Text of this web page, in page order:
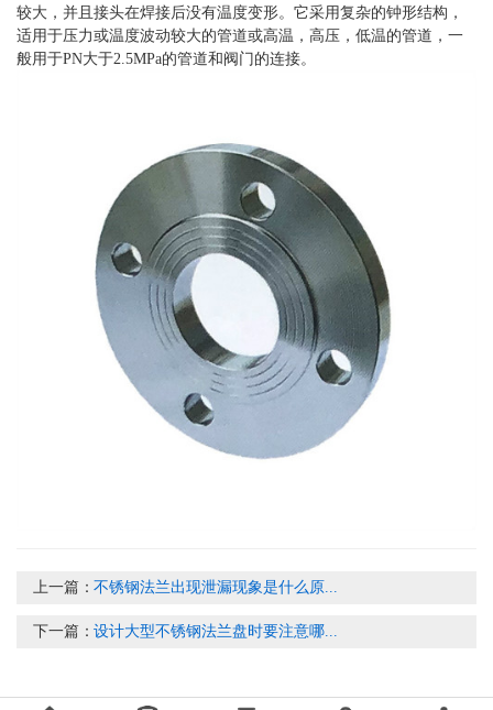
较大，并且接头在焊接后没有温度变形。它采用复杂的钟形结构，
适用于压力或温度波动较大的管道或高温，高压，低温的管道，一
般用于PN大于2.5MPa的管道和阀门的连接。
上一篇：不锈钢法兰出现泄漏现象是什么原...
下一篇：设计大型不锈钢法兰盘时要注意哪...